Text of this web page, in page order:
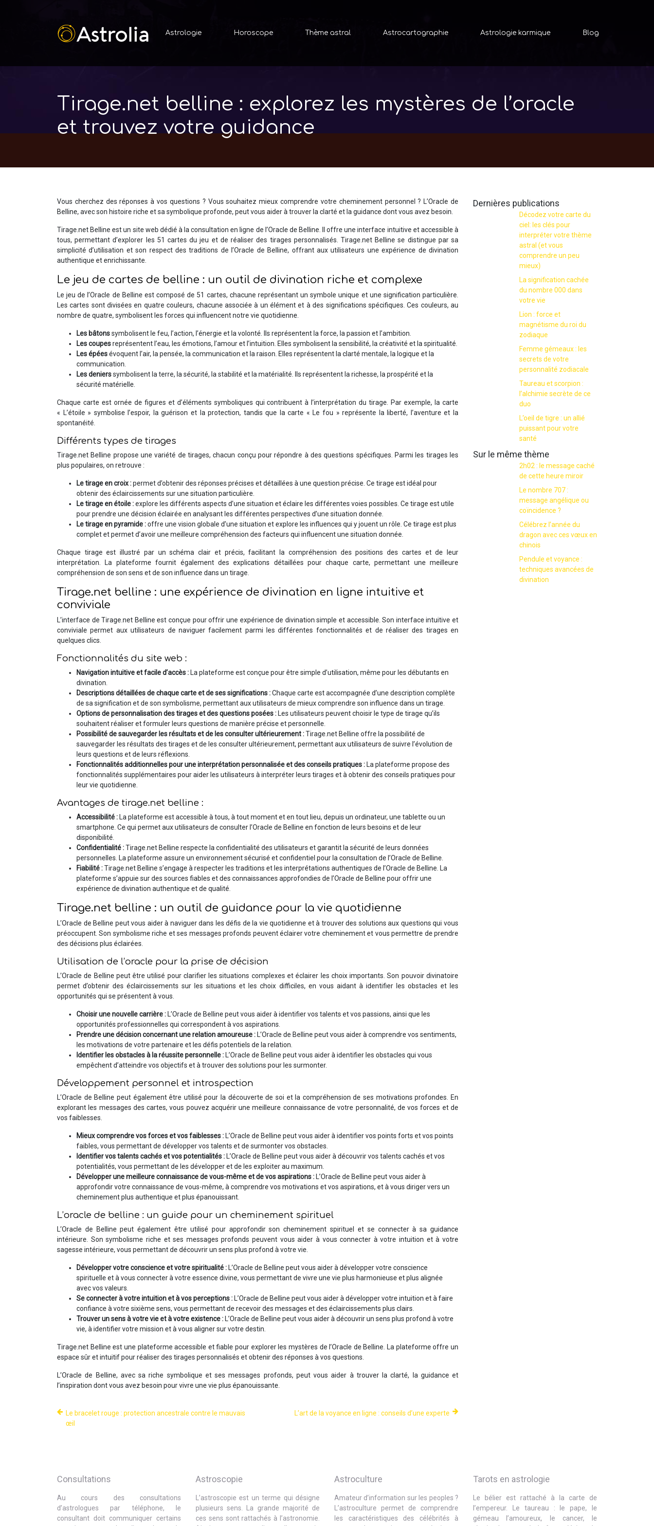
Astrologie Horoscope Thème astral Astrocartographie Astrologie karmique Blog
Tirage.net belline : explorez les mystères de l’oracle
et trouvez votre guidance
Vous cherchez des réponses à vos questions ? Vous souhaitez mieux comprendre votre cheminement personnel ? L’Oracle de
Belline, avec son histoire riche et sa symbolique profonde, peut vous aider à trouver la clarté et la guidance dont vous avez besoin.
Tirage.net Belline est un site web dédié à la consultation en ligne de l’Oracle de Belline. Il offre une interface intuitive et accessible à
tous, permettant d’explorer les 51 cartes du jeu et de réaliser des tirages personnalisés. Tirage.net Belline se distingue par sa
simplicité d’utilisation et son respect des traditions de l’Oracle de Belline, offrant aux utilisateurs une expérience de divination
authentique et enrichissante.
Le jeu de cartes de belline : un outil de divination riche et complexe
Le jeu de l’Oracle de Belline est composé de 51 cartes, chacune représentant un symbole unique et une signification particulière.
Les cartes sont divisées en quatre couleurs, chacune associée à un élément et à des significations spécifiques. Ces couleurs, au
nombre de quatre, symbolisent les forces qui influencent notre vie quotidienne.
Les bâtonssymbolisent le feu, l’action, l’énergie et la volonté. Ils représentent la force, la passion et l’ambition.
Les coupesreprésentent l’eau, les émotions, l’amour et l’intuition. Elles symbolisent la sensibilité, la créativité et la spiritualité.
Les épéesévoquent l’air, la pensée, la communication et la raison. Elles représentent la clarté mentale, la logique et la
communication.
Les denierssymbolisent la terre, la sécurité, la stabilité et la matérialité. Ils représentent la richesse, la prospérité et la
sécurité matérielle.
Chaque carte est ornée de figures et d’éléments symboliques qui contribuent à l’interprétation du tirage. Par exemple, la carte
« L’étoile » symbolise l’espoir, la guérison et la protection, tandis que la carte « Le fou » représente la liberté, l’aventure et la
spontanéité.
Différents types de tirages
Tirage.net Belline propose une variété de tirages, chacun conçu pour répondre à des questions spécifiques. Parmi les tirages les
plus populaires, on retrouve :
Le tirage en croix :permet d’obtenir des réponses précises et détaillées à une question précise. Ce tirage est idéal pour
obtenir des éclaircissements sur une situation particulière.
Le tirage en étoile :explore les différents aspects d’une situation et éclaire les différentes voies possibles. Ce tirage est utile
pour prendre une décision éclairée en analysant les différentes perspectives d’une situation donnée.
Le tirage en pyramide :offre une vision globale d’une situation et explore les influences qui y jouent un rôle. Ce tirage est plus
complet et permet d’avoir une meilleure compréhension des facteurs qui influencent une situation donnée.
Chaque tirage est illustré par un schéma clair et précis, facilitant la compréhension des positions des cartes et de leur
interprétation. La plateforme fournit également des explications détaillées pour chaque carte, permettant une meilleure
compréhension de son sens et de son influence dans un tirage.
Tirage.net belline : une expérience de divination en ligne intuitive et
conviviale
L’interface de Tirage.net Belline est conçue pour offrir une expérience de divination simple et accessible. Son interface intuitive et
conviviale permet aux utilisateurs de naviguer facilement parmi les différentes fonctionnalités et de réaliser des tirages en
quelques clics.
Fonctionnalités du site web :
Navigation intuitive et facile d’accès : La plateforme est conçue pour être simple d’utilisation, même pour les débutants en
divination.
Descriptions détaillées de chaque carte et de ses significations :Chaque carte est accompagnée d’une description complète
de sa signification et de son symbolisme, permettant aux utilisateurs de mieux comprendre son influence dans un tirage.
Options de personnalisation des tirages et des questions posées : Les utilisateurs peuvent choisir le type de tirage qu’ils
souhaitent réaliser et formuler leurs questions de manière précise et personnelle.
Possibilité de sauvegarder les résultats et de les consulter ultérieurement :Tirage.net Belline offre la possibilité de
sauvegarder les résultats des tirages et de les consulter ultérieurement, permettant aux utilisateurs de suivre l’évolution de
leurs questions et de leurs réflexions.
Fonctionnalités additionnelles pour une interprétation personnalisée et des conseils pratiques : La plateforme propose des
fonctionnalités supplémentaires pour aider les utilisateurs à interpréter leurs tirages et à obtenir des conseils pratiques pour
leur vie quotidienne.
Avantages de tirage.net belline :
Accessibilité : La plateforme est accessible à tous, à tout moment et en tout lieu, depuis un ordinateur, une tablette ou un
smartphone. Ce qui permet aux utilisateurs de consulter l’Oracle de Belline en fonction de leurs besoins et de leur
disponibilité.
Confidentialité :Tirage.net Belline respecte la confidentialité des utilisateurs et garantit la sécurité de leurs données
personnelles. La plateforme assure un environnement sécurisé et confidentiel pour la consultation de l’Oracle de Belline.
Fiabilité :Tirage.net Belline s’engage à respecter les traditions et les interprétations authentiques de l’Oracle de Belline. La
plateforme s’appuie sur des sources fiables et des connaissances approfondies de l’Oracle de Belline pour offrir une
expérience de divination authentique et de qualité.
Tirage.net belline : un outil de guidance pour la vie quotidienne
L’Oracle de Belline peut vous aider à naviguer dans les défis de la vie quotidienne et à trouver des solutions aux questions qui vous
préoccupent. Son symbolisme riche et ses messages profonds peuvent éclairer votre cheminement et vous permettre de prendre
des décisions plus éclairées.
Utilisation de l’oracle pour la prise de décision
L’Oracle de Belline peut être utilisé pour clarifier les situations complexes et éclairer les choix importants. Son pouvoir divinatoire
permet d’obtenir des éclaircissements sur les situations et les choix difficiles, en vous aidant à identifier les obstacles et les
opportunités qui se présentent à vous.
Choisir une nouvelle carrière : L’Oracle de Belline peut vous aider à identifier vos talents et vos passions, ainsi que les
opportunités professionnelles qui correspondent à vos aspirations.
Prendre une décision concernant une relation amoureuse : L’Oracle de Belline peut vous aider à comprendre vos sentiments,
les motivations de votre partenaire et les défis potentiels de la relation.
Identifier les obstacles à la réussite personnelle : L’Oracle de Belline peut vous aider à identifier les obstacles qui vous
empêchent d’atteindre vos objectifs et à trouver des solutions pour les surmonter.
Développement personnel et introspection
L’Oracle de Belline peut également être utilisé pour la découverte de soi et la compréhension de ses motivations profondes. En
explorant les messages des cartes, vous pouvez acquérir une meilleure connaissance de votre personnalité, de vos forces et de
vos faiblesses.
Mieux comprendre vos forces et vos faiblesses : L’Oracle de Belline peut vous aider à identifier vos points forts et vos points
faibles, vous permettant de développer vos talents et de surmonter vos obstacles.
Identifier vos talents cachés et vos potentialités : L’Oracle de Belline peut vous aider à découvrir vos talents cachés et vos
potentialités, vous permettant de les développer et de les exploiter au maximum.
Développer une meilleure connaissance de vous-même et de vos aspirations : L’Oracle de Belline peut vous aider à
approfondir votre connaissance de vous-même, à comprendre vos motivations et vos aspirations, et à vous diriger vers un
cheminement plus authentique et plus épanouissant.
L’oracle de belline : un guide pour un cheminement spirituel
L’Oracle de Belline peut également être utilisé pour approfondir son cheminement spirituel et se connecter à sa guidance
intérieure. Son symbolisme riche et ses messages profonds peuvent vous aider à vous connecter à votre intuition et à votre
sagesse intérieure, vous permettant de découvrir un sens plus profond à votre vie.
Développer votre conscience et votre spiritualité : L’Oracle de Belline peut vous aider à développer votre conscience
spirituelle et à vous connecter à votre essence divine, vous permettant de vivre une vie plus harmonieuse et plus alignée
avec vos valeurs.
Se connecter à votre intuition et à vos perceptions : L’Oracle de Belline peut vous aider à développer votre intuition et à faire
confiance à votre sixième sens, vous permettant de recevoir des messages et des éclaircissements plus clairs.
Trouver un sens à votre vie et à votre existence : L’Oracle de Belline peut vous aider à découvrir un sens plus profond à votre
vie, à identifier votre mission et à vous aligner sur votre destin.
Tirage.net Belline est une plateforme accessible et fiable pour explorer les mystères de l’Oracle de Belline. La plateforme offre un
espace sûr et intuitif pour réaliser des tirages personnalisés et obtenir des réponses à vos questions.
L’Oracle de Belline, avec sa riche symbolique et ses messages profonds, peut vous aider à trouver la clarté, la guidance et
l’inspiration dont vous avez besoin pour vivre une vie plus épanouissante.
Le bracelet rouge : protection ancestrale contre le mauvais
œil
L’art de la voyance en ligne : conseils d’une experte
Dernières publications
Décodez votre carte du
ciel: les clés pour
interpréter votre thème
astral (et vous
comprendre un peu
mieux)
La signification cachée
du nombre 000 dans
votre vie
Lion : force et
magnétisme du roi du
zodiaque
Femme gémeaux : les
secrets de votre
personnalité zodiacale
Taureau et scorpion :
l’alchimie secrète de ce
duo
L’oeil de tigre : un allié
puissant pour votre
santé
Sur le même thème
2h02 : le message caché
de cette heure miroir
Le nombre 707 :
message angélique ou
coïncidence ?
Célébrez l’année du
dragon avec ces vœux en
chinois
Pendule et voyance :
techniques avancées de
divination
Consultations
Au cours des consultations
d’astrologues par téléphone, le
consultant doit communiquer certains
Astroscopie
L’astroscopie est un terme qui désigne
plusieurs sens. La grande majorité de
ces sens sont rattachés à l’astronomie.
Astroculture
Amateur d’information sur les peoples ?
L’astroculture permet de comprendre
les caractéristiques des célébrités à
Tarots en astrologie
Le bélier est rattaché à la carte de
l’empereur. Le taureau : le pape, le
gémeau l’amoureux, le cancer, le